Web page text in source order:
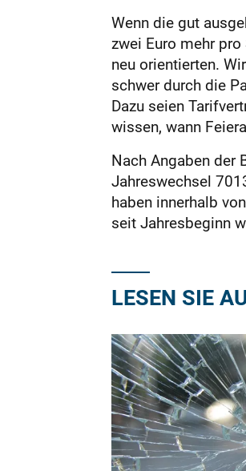
Wenn die gut
zwei Euro mehr
neu orientierten.
schwer durch die
Dazu seien
wissen, wann
Nach Angaben der
Jahreswechsel
haben innerhalb
seit Jahresbeginn
LESEN SIE